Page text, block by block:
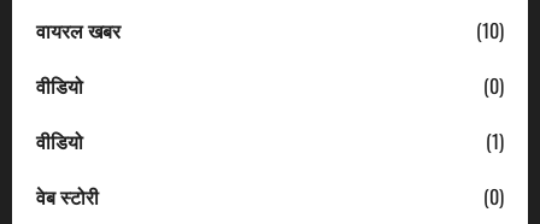
वायरल खबर
(10)
वीडियो
(0)
वीडियो
(1)
वेब स्टोरी
(0)